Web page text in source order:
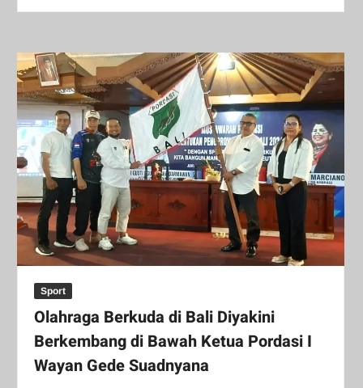
Sport
Olahraga Berkuda di Bali Diyakini
Berkembang di Bawah Ketua Pordasi I
Wayan Gede Suadnyana